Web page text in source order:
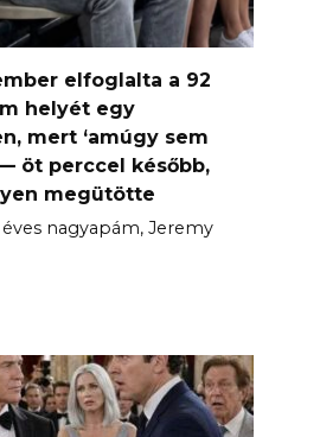
elfoglalta a 92
helyét egy
mert ‘amúgy sem
öt perccel később,
megütötte
nagyapám, Jeremy